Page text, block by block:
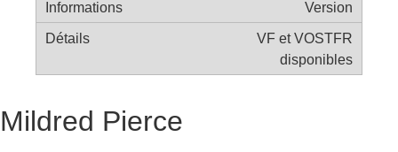
Version
VF et VOSTFR
disponibles
Mildred Pierce